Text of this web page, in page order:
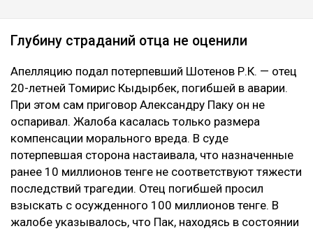
Глубину страданий отца не оценили
Апелляцию подал потерпевший Шотенов Р.К. — отец
20-летней Томирис Кыдырбек, погибшей в аварии.
При этом сам приговор Александру Паку он не
оспаривал. Жалоба касалась только размера
компенсации морального вреда. В суде
потерпевшая сторона настаивала, что назначенные
ранее 10 миллионов тенге не соответствуют тяжести
последствий трагедии. Отец погибшей просил
взыскать с осужденного 100 миллионов тенге. В
жалобе указывалось, что Пак, находясь в состоянии